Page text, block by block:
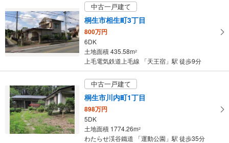
中古一戸建て
桐生市相生町3丁目
800万円
6DK
土地面積 435.58m2
上毛電気鉄道上毛線 「天王宿」駅 徒歩9分
中古一戸建て
桐生市川内町1丁目
898万円
5DK
土地面積 1774.26m2
わたらせ渓谷鐵道 「運動公園」駅 徒歩35分